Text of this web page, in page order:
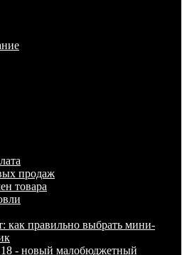
продаж
товара
как правильно выбрать мини-
- новый малобюджетный